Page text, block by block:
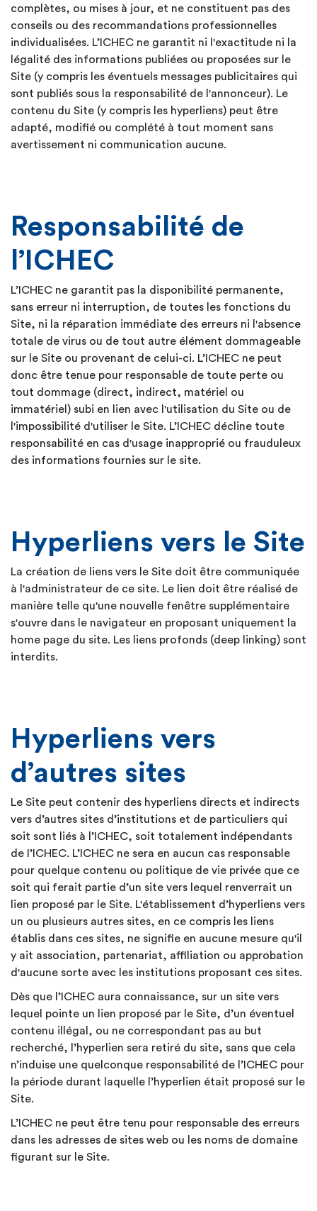
complètes, ou mises à jour, et ne constituent pas des
conseils ou des recommandations professionnelles
individualisées. L’ICHEC ne garantit ni l'exactitude ni la
légalité des informations publiées ou proposées sur le
Site (y compris les éventuels messages publicitaires qui
sont publiés sous la responsabilité de l'annonceur). Le
contenu du Site (y compris les hyperliens) peut être
adapté, modifié ou complété à tout moment sans
avertissement ni communication aucune.
Responsabilité de
l’ICHEC
L’ICHEC ne garantit pas la disponibilité permanente,
sans erreur ni interruption, de toutes les fonctions du
Site, ni la réparation immédiate des erreurs ni l'absence
totale de virus ou de tout autre élément dommageable
sur le Site ou provenant de celui-ci. L’ICHEC ne peut
donc être tenue pour responsable de toute perte ou
tout dommage (direct, indirect, matériel ou
immatériel) subi en lien avec l'utilisation du Site ou de
l'impossibilité d'utiliser le Site. L’ICHEC décline toute
responsabilité en cas d'usage inapproprié ou frauduleux
des informations fournies sur le site.
Hyperliens vers le Site
La création de liens vers le Site doit être communiquée
à l'administrateur de ce site. Le lien doit être réalisé de
manière telle qu'une nouvelle fenêtre supplémentaire
s'ouvre dans le navigateur en proposant uniquement la
home page du site. Les liens profonds (deep linking) sont
interdits.
Hyperliens vers
d’autres sites
Le Site peut contenir des hyperliens directs et indirects
vers d’autres sites d’institutions et de particuliers qui
soit sont liés à l’ICHEC, soit totalement indépendants
de I’ICHEC. L’ICHEC ne sera en aucun cas responsable
pour quelque contenu ou politique de vie privée que ce
soit qui ferait partie d’un site vers lequel renverrait un
lien proposé par le Site. L'établissement d’hyperliens vers
un ou plusieurs autres sites, en ce compris les liens
établis dans ces sites, ne signifie en aucune mesure qu'il
y ait association, partenariat, affiliation ou approbation
d'aucune sorte avec les institutions proposant ces sites.
Dès que l’ICHEC aura connaissance, sur un site vers
lequel pointe un lien proposé par le Site, d’un éventuel
contenu illégal, ou ne correspondant pas au but
recherché, l’hyperlien sera retiré du site, sans que cela
n’induise une quelconque responsabilité de l’ICHEC pour
la période durant laquelle l’hyperlien était proposé sur le
Site.
L’ICHEC ne peut être tenu pour responsable des erreurs
dans les adresses de sites web ou les noms de domaine
figurant sur le Site.